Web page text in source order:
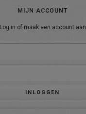
MIJN ACCOUNT
Log in of maak een account aan
INLOGGEN